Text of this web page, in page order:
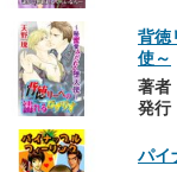
背徳
使～
著者
発行
パイ